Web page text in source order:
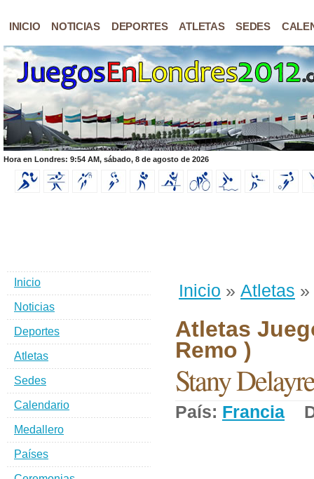
INICIO NOTICIAS DEPORTES ATLETAS SEDES
Hora en Londres: 9:54 AM, sábado, 8 de agosto de 2026
Inicio » Atletas »
Atletas
Remo )
Stany Delayre
País: Francia
Inicio
Noticias
Deportes
Atletas
Sedes
Calendario
Medallero
Países